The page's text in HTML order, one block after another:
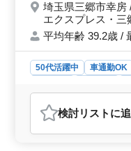
埼玉県三郷市幸房
エクスプレス・三
平均年齢 39.2歳 /
50代活躍中 車通勤OK
おすすめポイント
＜柔軟な勤務形態＞
の選択肢も多いため
検討リスト に